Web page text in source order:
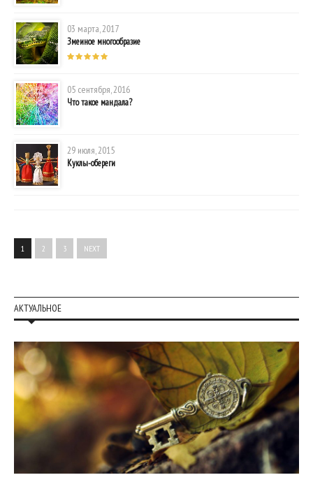
03 марта, 2017
Змеиное многообразие
05 сентября, 2016
Что такое мандала?
29 июля, 2015
Куклы-обереги
1 2 3 NEXT
АКТУАЛЬНОЕ